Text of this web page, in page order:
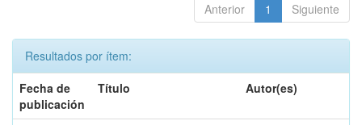
Anterior 1 Siguiente
Resultados por ítem:
Fecha de
publicación
Título Autor(es)